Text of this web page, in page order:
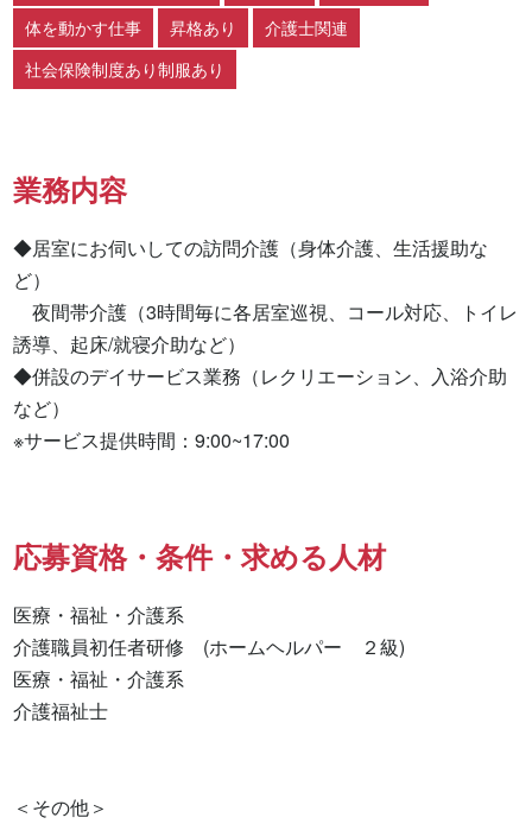
体を動かす仕事
昇格あり
介護士関連
社会保険制度あり制服あり
業務内容
◆居室にお伺いしての訪問介護（身体介護、生活援助な
ど）
夜間帯介護（3時間毎に各居室巡視、コール対応、トイレ
誘導、起床/就寝介助など）
◆併設のデイサービス業務（レクリエーション、入浴介助
など）
※サービス提供時間：9:00~17:00
応募資格・条件・求める人材
医療・福祉・介護系
介護職員初任者研修　(ホームヘルパー　２級)
医療・福祉・介護系
介護福祉士
＜その他＞